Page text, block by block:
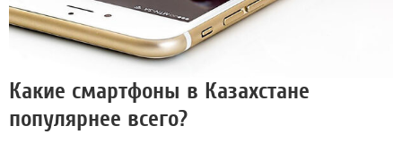
Какие смартфоны в Казахстане
популярнее всего?